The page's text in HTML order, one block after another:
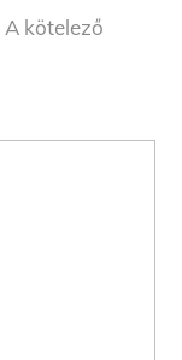
A kötelező